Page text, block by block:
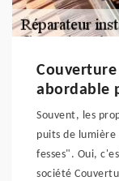
abordable
Souvent, les
puits de lumière
fesses". Oui,
société